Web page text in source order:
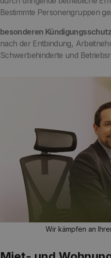
Bestimmte Personengruppen
besonderen Kündigungsschutz
nach der Entbindung,
Schwerbehinderte und
Wir kämpfen an